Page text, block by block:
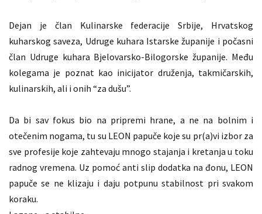
Dejan je član Kulinarske federacije Srbije, Hrvatskog
kuharskog saveza, Udruge kuhara Istarske županije i počasni
član Udruge kuhara Bjelovarsko-Bilogorske županije. Među
kolegama je poznat kao inicijator druženja, takmičarskih,
kulinarskih, ali i onih “za dušu”.
Da bi sav fokus bio na pripremi hrane, a ne na bolnim i
otečenim nogama, tu su LEON papuče koje su pr(a)vi izbor za
sve profesije koje zahtevaju mnogo stajanja i kretanja u toku
radnog vremena. Uz pomoć anti slip dodatka na đonu, LEON
papuče se ne klizaju i daju potpunu stabilnost pri svakom
koraku.